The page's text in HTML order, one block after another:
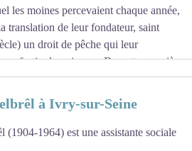
les moines percevaient chaque année,
translation de leur fondateur, saint
un droit de pêche qui leur
un festin de poissons. De cette première
ainsi que les murs de la nef.
de l’abbaye, la chapelle est
un abbé nommé Nicolas précisément.
vigne, lierre, chêne), la grande
à Ivry-sur-Seine
(1904-1964) est une assistante sociale